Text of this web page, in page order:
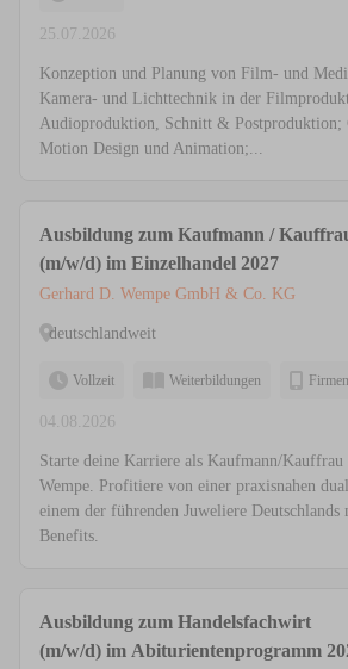
25.07.2026
Konzeption und Planung von Film- und
Kamera- und Lichttechnik in der
Audioproduktion, Schnitt & Postproduktion;
Motion Design und Animation;...
Ausbildung zum Kaufmann /
(m/w/d) im Einzelhandel 2027
Gerhard D. Wempe GmbH & Co. KG
deutschlandweit
Vollzeit Weiterbildungen
04.08.2026
Starte deine Karriere als Kaufmann/
Wempe. Profitiere von einer praxisnahen
einem der führenden Juweliere
Benefits.
Ausbildung zum Handelsfachwirt
(m/w/d) im Abiturientenprogramm